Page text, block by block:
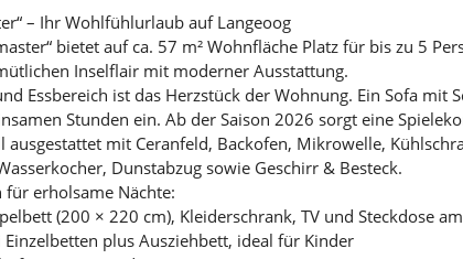
– Ihr Wohlfühlurlaub auf Langeoog
bietet auf ca. 57 m² Wohnfläche Platz für bis zu 5
Inselflair mit moderner Ausstattung.
Essbereich ist das Herzstück der Wohnung. Ein Sofa mit
Stunden ein. Ab der Saison 2026 sorgt eine
ausgestattet mit Ceranfeld, Backofen, Mikrowelle,
Dunstabzug sowie Geschirr & Besteck.
erholsame Nächte:
(200 × 220 cm), Kleiderschrank, TV und Steckdose
plus Ausziehbett, ideal für Kinder